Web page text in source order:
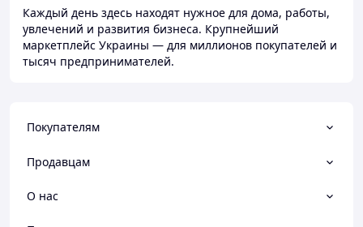
Каждый день здесь находят нужное для дома, работы,
увлечений и развития бизнеса. Крупнейший
маркетплейс Украины — для миллионов покупателей и
тысяч предпринимателей.
Покупателям
Продавцам
О нас